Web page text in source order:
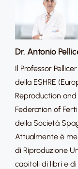
Dr. Antonio
Il Professor
della ESHRE
Reproduction
Federation of
della Società
Attualmente è
di Riproduzione
capitoli di libri e